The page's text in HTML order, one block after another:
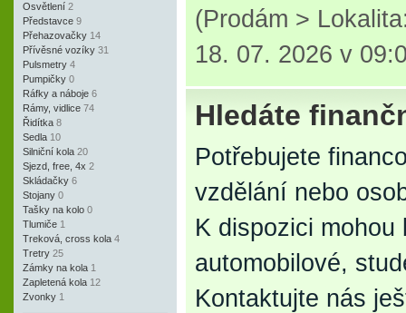
Osvětlení 2
Představce 9
Přehazovačky 14
Přívěsné vozíky 31
Pulsmetry 4
Pumpičky 0
Ráfky a náboje 6
Rámy, vidlice 74
Řidítka 8
Sedla 10
Silniční kola 20
Sjezd, free, 4x 2
Skládačky 6
Stojany 0
Tašky na kolo 0
Tlumiče 1
Treková, cross kola 4
Tretry 25
Zámky na kola 1
Zapletená kola 12
Zvonky 1
(Prodám >
18. 07. 2026 v
Hledáte
Potřebujete
vzdělání nebo
K dispozici
automobilové,
Kontaktujte nás